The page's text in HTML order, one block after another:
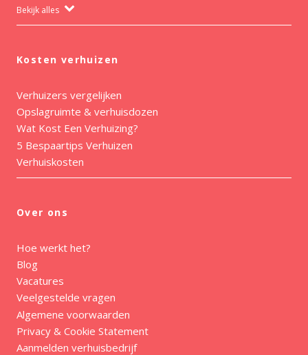
Bekijk alles
Kosten verhuizen
Verhuizers vergelijken
Opslagruimte & verhuisdozen
Wat Kost Een Verhuizing?
5 Bespaartips Verhuizen
Verhuiskosten
Over ons
Hoe werkt het?
Blog
Vacatures
Veelgestelde vragen
Algemene voorwaarden
Privacy & Cookie Statement
Aanmelden verhuisbedrijf